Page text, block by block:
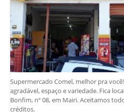
Supermercado Comel, melhor pra
agradável, espaço e variedade. Fica
Bonfim, nº 08, em Mairi. Aceitamos
créditos.